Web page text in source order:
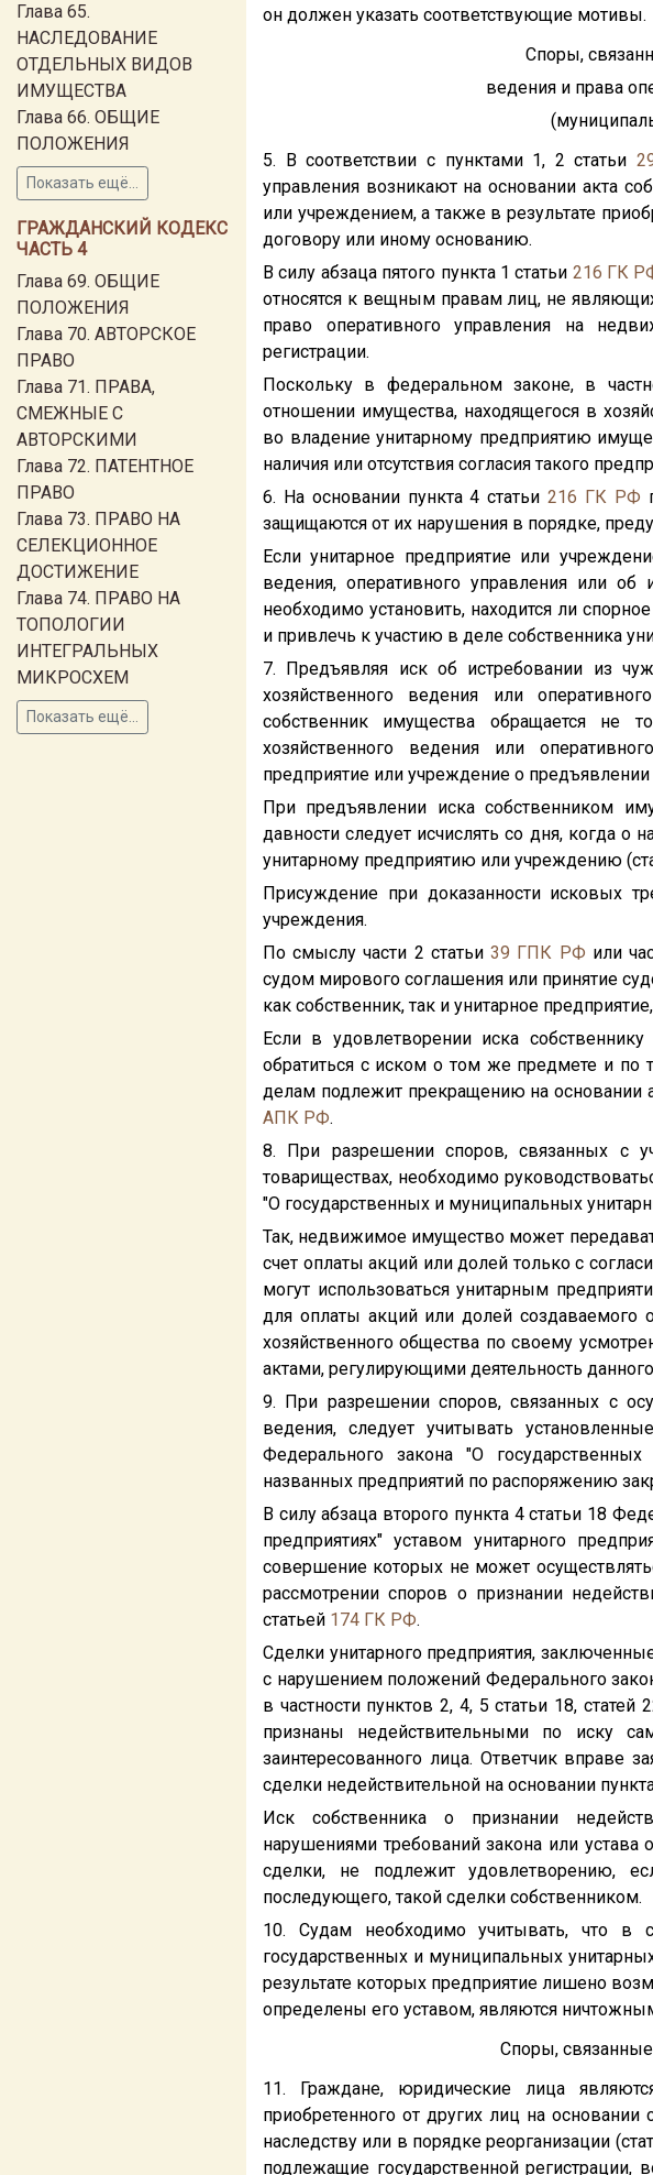
Глава 65.
НАСЛЕДОВАНИЕ
ОТДЕЛЬНЫХ ВИДОВ
ИМУЩЕСТВА
Глава 66. ОБЩИЕ
ПОЛОЖЕНИЯ
Показать ещё...
ГРАЖДАНСКИЙ КОДЕКС
ЧАСТЬ 4
Глава 69. ОБЩИЕ
ПОЛОЖЕНИЯ
Глава 70. АВТОРСКОЕ
ПРАВО
Глава 71. ПРАВА,
СМЕЖНЫЕ С
АВТОРСКИМИ
Глава 72. ПАТЕНТНОЕ
ПРАВО
Глава 73. ПРАВО НА
СЕЛЕКЦИОННОЕ
ДОСТИЖЕНИЕ
Глава 74. ПРАВО НА
ТОПОЛОГИИ
ИНТЕГРАЛЬНЫХ
МИКРОСХЕМ
Показать ещё...
он должен указать соответствующие мотивы.
Споры,
ведения и права
5. В соответствии с пунктами 1, 2 статьи
управления возникают на основании акта
или учреждением, а также в результате
договору или иному основанию.
В силу абзаца пятого пункта 1 статьи 216 ГК
относятся к вещным правам лиц, не
право оперативного управления на
регистрации.
Поскольку в федеральном законе, в
отношении имущества, находящегося в
во владение унитарному предприятию
наличия или отсутствия согласия такого
6. На основании пункта 4 статьи216 ГК РФ
защищаются от их нарушения в порядке,
Если унитарное предприятие или
ведения, оперативного управления или об
необходимо установить, находится ли
и привлечь к участию в деле собственника
7. Предъявляя иск об истребовании из
хозяйственного ведения или
собственник имущества обращается не
хозяйственного ведения или
предприятие или учреждение о
При предъявлении иска собственником
давности следует исчислять со дня, когда
унитарному предприятию или учреждению
Присуждение при доказанности исковых
учреждения.
По смыслу части 2 статьи39 ГПК РФ или
судом мирового соглашения или принятие
как собственник, так и унитарное
Если в удовлетворении иска
обратиться с иском о том же предмете и по
делам подлежит прекращению на основании
АПК РФ.
8. При разрешении споров, связанных с
товариществах, необходимо
"О государственных и муниципальных
Так, недвижимое имущество может
счет оплаты акций или долей только с
могут использоваться унитарным
для оплаты акций или долей создаваемого
хозяйственного общества по своему
актами, регулирующими деятельность
9. При разрешении споров, связанных с
ведения, следует учитывать
Федерального закона "О
названных предприятий по распоряжению
В силу абзаца второго пункта 4 статьи 18
предприятиях" уставом унитарного
совершение которых не может
рассмотрении споров о признании
статьей 174 ГК РФ.
Сделки унитарного предприятия,
с нарушением положений Федерального
в частности пунктов 2, 4, 5 статьи 18,
признаны недействительными по иску
заинтересованного лица. Ответчик вправе
сделки недействительной на основании
Иск собственника о признании
нарушениями требований закона или устава
сделки, не подлежит удовлетворению,
последующего, такой сделки собственником.
10. Судам необходимо учитывать, что в
государственных и муниципальных
результате которых предприятие лишено
определены его уставом, являются
Споры,
11. Граждане, юридические лица
приобретенного от других лиц на
наследству или в порядке реорганизации
подлежащие государственной регистрации,